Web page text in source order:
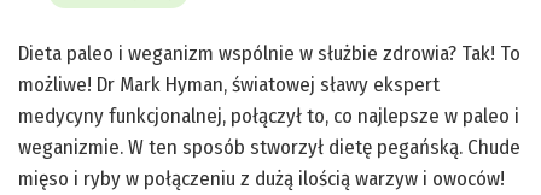
Dieta paleo i weganizm wspólnie w służbie zdrowia? Tak! To
możliwe! Dr Mark Hyman, światowej sławy ekspert
medycyny funkcjonalnej, połączył to, co najlepsze w paleo i
weganizmie. W ten sposób stworzył dietę pegańską. Chude
mięso i ryby w połączeniu z dużą ilością warzyw i owoców!